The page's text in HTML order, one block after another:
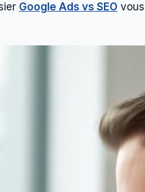
Google Ads vs SEO